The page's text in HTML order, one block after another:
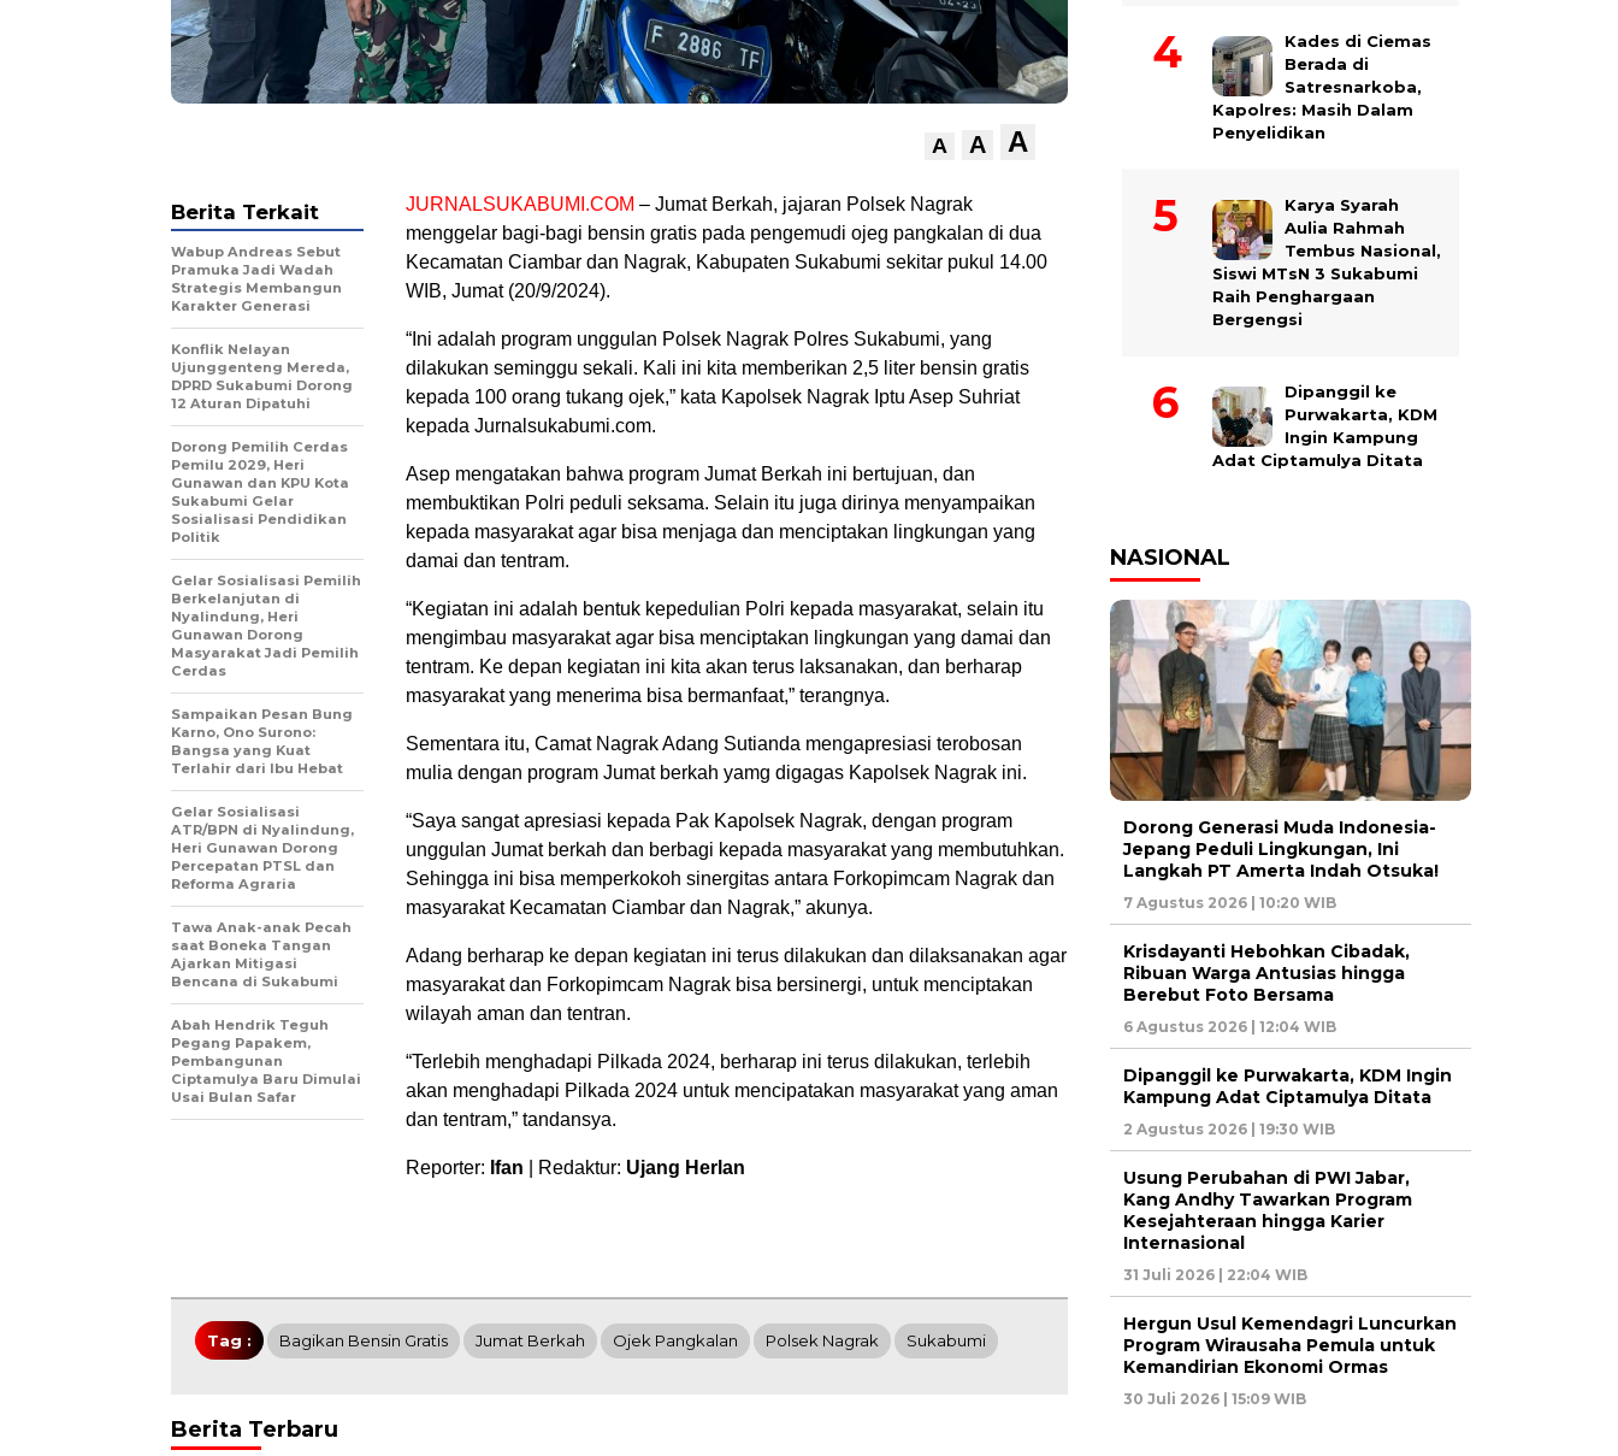
A A A
JURNALSUKABUMI.COM – Jumat Berkah, jajaran Polsek Nagrak
menggelar bagi-bagi bensin gratis pada pengemudi ojeg pangkalan di dua
Kecamatan Ciambar dan Nagrak, Kabupaten Sukabumi sekitar pukul 14.00
WIB, Jumat (20/9/2024).
“Ini adalah program unggulan Polsek Nagrak Polres Sukabumi, yang
dilakukan seminggu sekali. Kali ini kita memberikan 2,5 liter bensin gratis
kepada 100 orang tukang ojek,” kata Kapolsek Nagrak Iptu Asep Suhriat
kepada Jurnalsukabumi.com.
Asep mengatakan bahwa program Jumat Berkah ini bertujuan, dan
membuktikan Polri peduli seksama. Selain itu juga dirinya menyampaikan
kepada masyarakat agar bisa menjaga dan menciptakan lingkungan yang
damai dan tentram.
“Kegiatan ini adalah bentuk kepedulian Polri kepada masyarakat, selain itu
mengimbau masyarakat agar bisa menciptakan lingkungan yang damai dan
tentram. Ke depan kegiatan ini kita akan terus laksanakan, dan berharap
masyarakat yang menerima bisa bermanfaat,” terangnya.
Sementara itu, Camat Nagrak Adang Sutianda mengapresiasi terobosan
mulia dengan program Jumat berkah yamg digagas Kapolsek Nagrak ini.
“Saya sangat apresiasi kepada Pak Kapolsek Nagrak, dengan program
unggulan Jumat berkah dan berbagi kepada masyarakat yang membutuhkan.
Sehingga ini bisa memperkokoh sinergitas antara Forkopimcam Nagrak dan
masyarakat Kecamatan Ciambar dan Nagrak,” akunya.
Adang berharap ke depan kegiatan ini terus dilakukan dan dilaksanakan agar
masyarakat dan Forkopimcam Nagrak bisa bersinergi, untuk menciptakan
wilayah aman dan tentran.
“Terlebih menghadapi Pilkada 2024, berharap ini terus dilakukan, terlebih
akan menghadapi Pilkada 2024 untuk mencipatakan masyarakat yang aman
dan tentram,” tandansya.
Reporter: Ifan | Redaktur: Ujang Herlan
Berita Terkait
Wabup Andreas Sebut
Pramuka Jadi Wadah
Strategis Membangun
Karakter Generasi ‎
Konflik Nelayan
Ujunggenteng Mereda,
DPRD Sukabumi Dorong
12 Aturan Dipatuhi
Dorong Pemilih Cerdas
Pemilu 2029, Heri
Gunawan dan KPU Kota
Sukabumi Gelar
Sosialisasi Pendidikan
Politik
Gelar Sosialisasi Pemilih
Berkelanjutan di
Nyalindung, Heri
Gunawan Dorong
Masyarakat Jadi Pemilih
Cerdas
Sampaikan Pesan Bung
Karno, Ono Surono:
Bangsa yang Kuat
Terlahir dari Ibu Hebat
Gelar Sosialisasi
ATR/BPN di Nyalindung,
Heri Gunawan Dorong
Percepatan PTSL dan
Reforma Agraria
Tawa Anak-anak Pecah
saat Boneka Tangan
Ajarkan Mitigasi
Bencana di Sukabumi
Abah Hendrik Teguh
Pegang Papakem,
Pembangunan
Ciptamulya Baru Dimulai
Usai Bulan Safar
Tag : Bagikan Bensin Gratis Jumat Berkah Ojek Pangkalan Polsek Nagrak Sukabumi
Berita Terbaru
Kades di Ciemas
Berada di
Satresnarkoba,
Kapolres: Masih Dalam
Penyelidikan
Karya Syarah
Aulia Rahmah
Tembus Nasional,
Siswi MTsN 3 Sukabumi
Raih Penghargaan
Bergengsi
Dipanggil ke
Purwakarta, KDM
Ingin Kampung
Adat Ciptamulya Ditata
NASIONAL
Dorong Generasi Muda Indonesia-
Jepang Peduli Lingkungan, Ini
Langkah PT Amerta Indah Otsuka!
7 Agustus 2026 | 10:20 WIB
Krisdayanti Hebohkan Cibadak,
Ribuan Warga Antusias hingga
Berebut Foto Bersama
6 Agustus 2026 | 12:04 WIB
Dipanggil ke Purwakarta, KDM Ingin
Kampung Adat Ciptamulya Ditata
2 Agustus 2026 | 19:30 WIB
Usung Perubahan di PWI Jabar,
Kang Andhy Tawarkan Program
Kesejahteraan hingga Karier
Internasional
31 Juli 2026 | 22:04 WIB
Hergun Usul Kemendagri Luncurkan
Program Wirausaha Pemula untuk
Kemandirian Ekonomi Ormas
30 Juli 2026 | 15:09 WIB